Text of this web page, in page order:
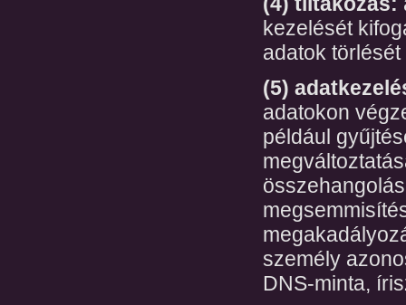
kezelését
adatok törlését
(5)
adatokon
például
személy
DNS-minta,